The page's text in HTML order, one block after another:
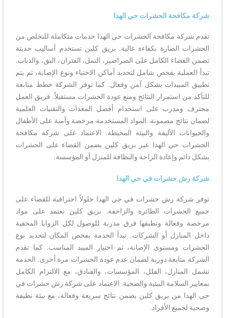
شركة مكافحة الحشرات حي الهدا
تقدم شركة مكافحة الحشرات حي الهدا خدمات متكاملة للتخلص من
الحشرات الضارة بكفاءة عالية. بريق كلين تستخدم أساليب حديثة
تضمن القضاء الكامل على الصراصير، النمل، الفئران، البق، والذباب.
تبدأ العملية بفحص شامل لتحديد أماكن الاختباء ونوع الإصابة، ثم يتم
تطبيق المبيدات بشكل آمن وفعال. كما توفر الشركة خطط متابعة
للتأكد من استمرار النتائج ومنع عودة الحشرات مستقبلاً. فريق العمل
محترف ومدرب على استخدام أفضل المعدات والتقنيات العلمية
لضمان نتائج مضمونة. المواد المستخدمة مرخصة وآمنة على الأطفال
والحيوانات الأليفة والبيئة المحيطة. الاعتماد على شركة مكافحة
الحشرات حي الهدا عبر بريق كلين يضمن القضاء على الحشرات
بشكل دائم وإعادة الراحة والنظافة للمنزل أو المؤسسة.
شركة رش حشرات في حي الهدا
توفر شركة رش حشرات في حي الهدا حلولاً احترافية للقضاء على
جميع الحشرات الطائرة والزاحفة. بريق كلين تعتمد على مواد
مرخصة وفعالة وتطبقها فرق مدربة للوصول لكل الزوايا المخفية
داخل المنازل أو الشركات. تبدأ الخدمة بفحص المكان لتحديد نوع
الحشرات ومستوى الإصابة، ثم اختيار المبيد المناسب. كما تقدم
الشركة متابعة دورية لضمان عدم عودة الحشرات مرة أخرى. الخدمة
تشمل المنازل، الفلل، المؤسسات، والفنادق، مع الالتزام الكامل
بمعايير السلامة البيئية والصحية. الاعتماد على شركة رش حشرات في
حي الهدا من بريق كلين يضمن نتائج سريعة وفعالة، مع بيئة نظيفة
وصحية لجميع الأفراد.